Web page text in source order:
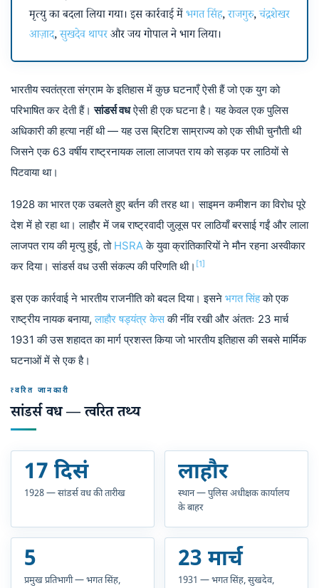
मृत्यु का बदला लिया गया। इस कार्रवाई मेंभगत सिंह,राजगुरु,चंद्रशेखर
आज़ाद,सुखदेव थापरऔर जय गोपाल ने भाग लिया।
भारतीय स्वतंत्रता संग्राम के इतिहास में कुछ घटनाएँ ऐसी हैं जो एक युग को
परिभाषित कर देती हैं।सांडर्स वधऐसी ही एक घटना है। यह केवल एक पुलिस
अधिकारी की हत्या नहीं थी — यह उस ब्रिटिश साम्राज्य को एक सीधी चुनौती थी
जिसने एक 63 वर्षीय राष्ट्रनायक लाला लाजपत राय को सड़क पर लाठियों से
पिटवाया था।
1928 का भारत एक उबलते हुए बर्तन की तरह था। साइमन कमीशन का विरोध पूरे
देश में हो रहा था। लाहौर में जब राष्ट्रवादी जुलूस पर लाठियाँ बरसाई गईं और लाला
लाजपत राय की मृत्यु हुई, तो HSRAके युवा क्रांतिकारियों ने मौन रहना अस्वीकार
कर दिया। सांडर्स वध उसी संकल्प की परिणति थी। [1]
इस एक कार्रवाई ने भारतीय राजनीति को बदल दिया। इसने भगत सिंहको एक
राष्ट्रीय नायक बनाया,लाहौर षड्यंत्र केसकी नींव रखी और अंततः 23 मार्च
1931 की उस शहादत का मार्ग प्रशस्त किया जो भारतीय इतिहास की सबसे मार्मिक
घटनाओं में से एक है।
त्वरित जानकारी
सांडर्स वध — त्वरित तथ्य
17 दिसं
1928 — सांडर्स वध की तारीख
लाहौर
स्थान — पुलिस अधीक्षक कार्यालय
के बाहर
5
प्रमुख प्रतिभागी — भगत सिंह,
23 मार्च
1931 — भगत सिंह, सुखदेव,